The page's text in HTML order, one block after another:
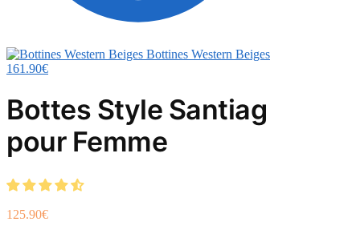
Bottines Western Beiges
161.90€
Bottes Style Santiag
pour Femme
125.90€